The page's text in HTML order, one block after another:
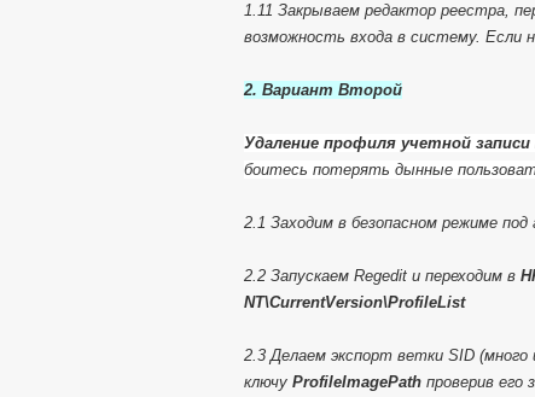
1.11 Закрываем редактор реестра,
возможность входа в систему. Если
2. Вариант Второй
Удаление профиля учетной
боитесь потерять дынные
2.1 Заходим в безопасном режиме
2.2 Запускаем Regedit и переходим в
NT\CurrentVersion\ProfileList
2.3 Делаем экспорт ветки SID
ключу ProfileImagePath проверив его